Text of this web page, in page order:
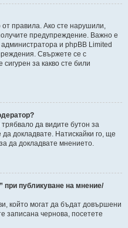
правила. Ако сте нарушили,
предупреждение. Важно е
и phpBB Limited
Свържете се с
за какво сте били
да видите бутон за
докладвате. Натискайки го, ще
да докладвате мнението.
при публикуване на мнение/
който могат да бъдат довършени
записана чернова, посетете